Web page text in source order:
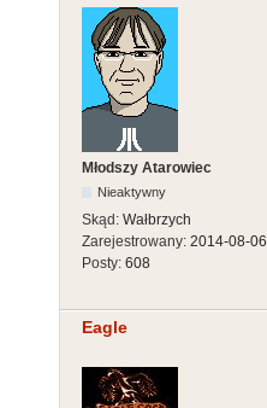
Młodszy Atarowiec
Nieaktywny
Skąd: Wałbrzych
Zarejestrowany: 2014-08-06
Posty: 608
Eagle